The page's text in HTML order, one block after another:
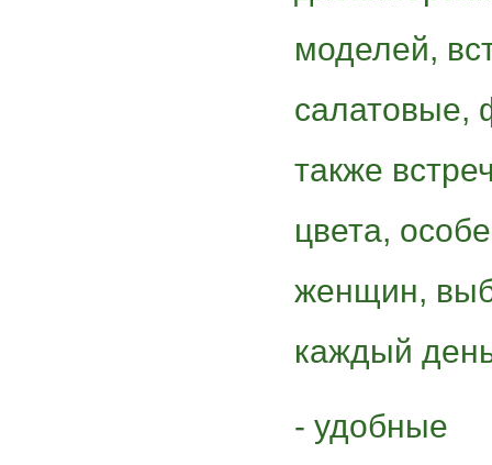
моделей,
салатовые,
также
цвета,
женщин,
каждый
- удобные